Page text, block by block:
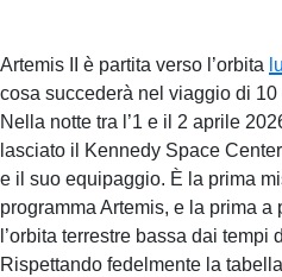
Artemis II è partita verso l’orbita
cosa succederà nel viaggio di 10
Nella notte tra l’1 e il 2 aprile
lasciato il Kennedy Space
e il suo equipaggio. È la prima
programma Artemis, e la prima
l’orbita terrestre bassa dai tempi
Rispettando fedelmente la